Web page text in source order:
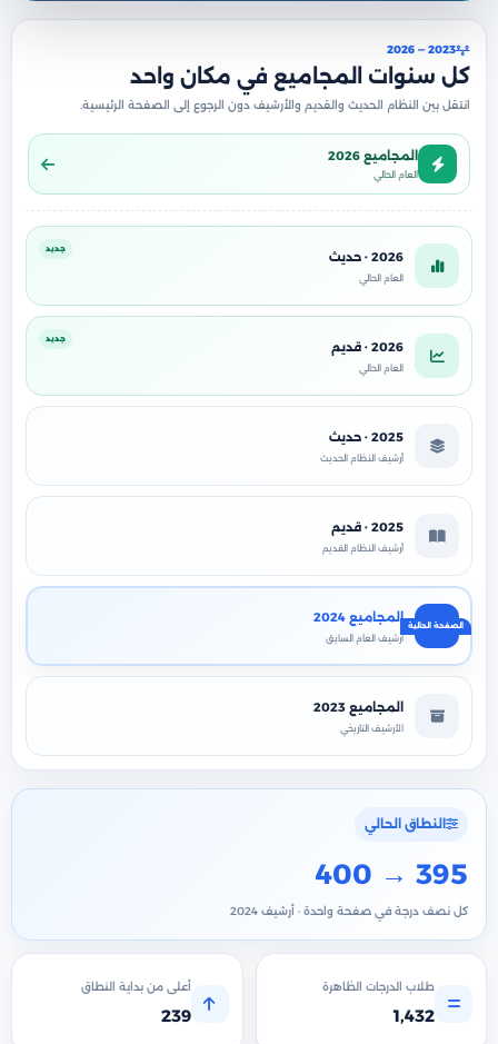
2023 — 2026
كل سنوات المجاميع في مكان واحد
انتقل بين النظام الحديث والقديم والأرشيف دون الرجوع إلى الصفحة الرئيسية.
المجاميع 2026
العام الحالي
2026 · حديث
العام الحالي
جديد
2026 · قديم
العام الحالي
جديد
2025 · حديث
أرشيف النظام الحديث
2025 · قديم
أرشيف النظام القديم
المجاميع 2024
أرشيف العام السابق
المجاميع 2023
الأرشيف التاريخي
النطاق الحالي
400 → 395
كل نصف درجة في صفحة واحدة · أرشيف 2024
طلاب الدرجات الظاهرة
1,432
أعلى من بداية النطاق
239